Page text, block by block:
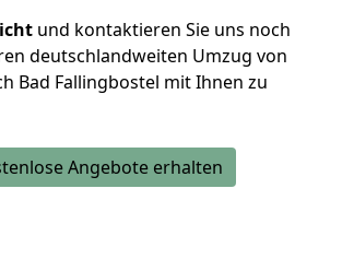
und kontaktieren Sie uns noch
deutschlandweiten Umzug von
Bad Fallingbostel mit Ihnen zu
Angebote erhalten